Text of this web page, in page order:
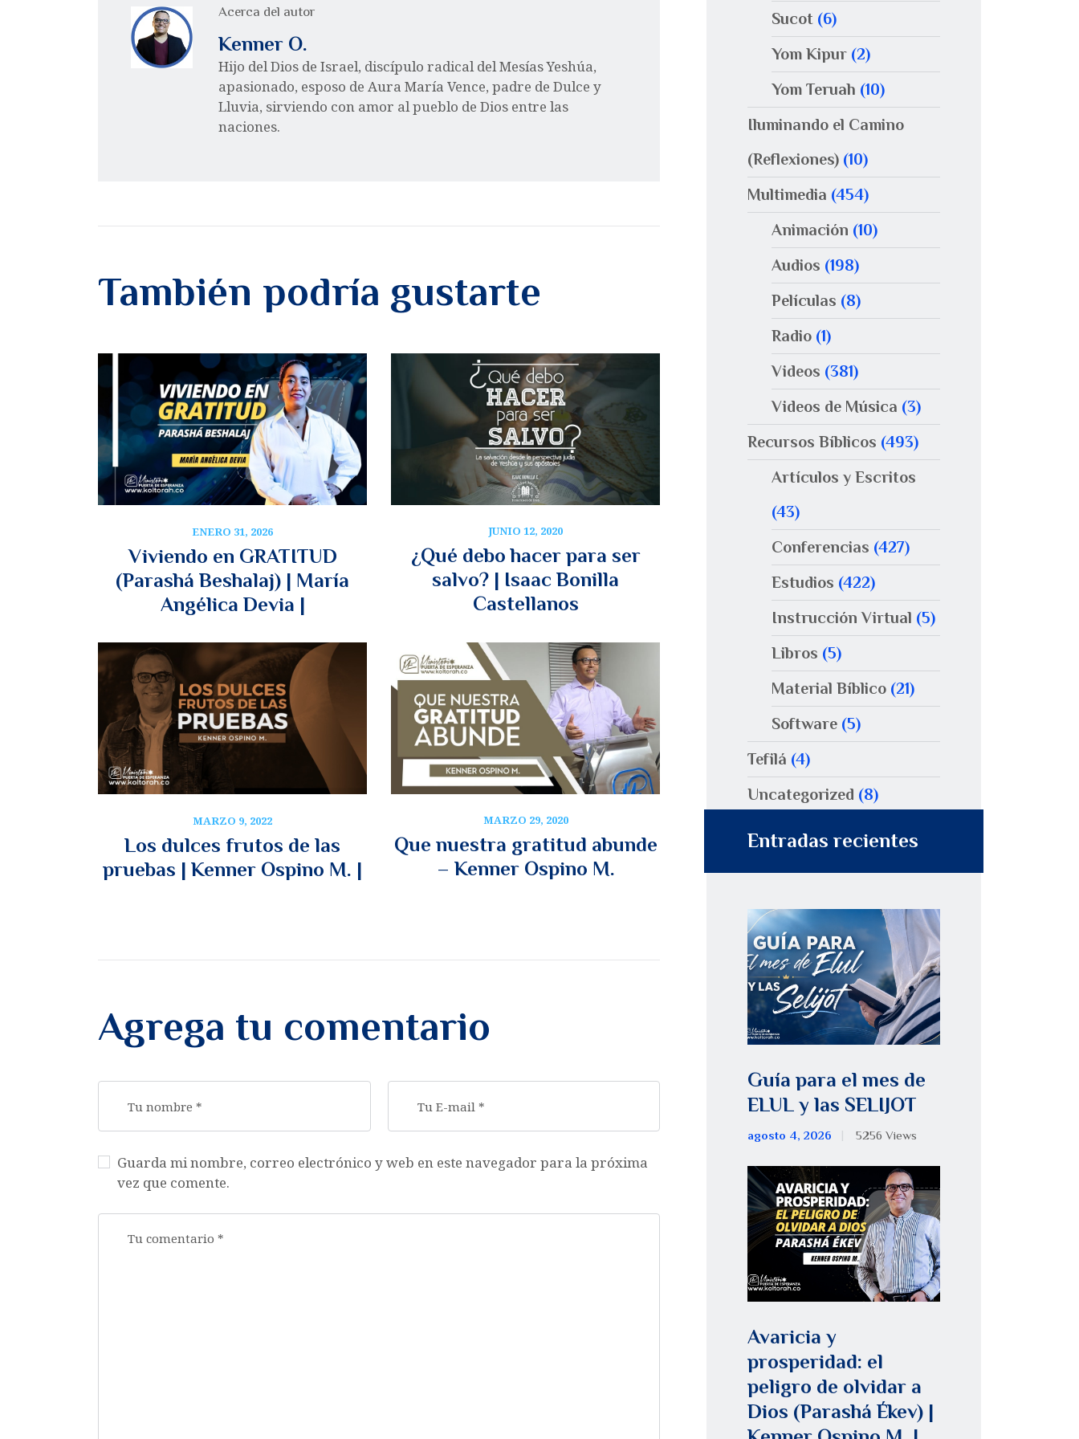
Acerca del autor
Kenner O.
Hijo del Dios de Israel, discípulo radical del Mesías Yeshúa,
apasionado, esposo de Aura María Vence, padre de Dulce y
Lluvia, sirviendo con amor al pueblo de Dios entre las
naciones.
También podría gustarte
ENERO 31, 2026
Viviendo en GRATITUD
(Parashá Beshalaj) | María
Angélica Devia |
JUNIO 12, 2020
¿Qué debo hacer para ser
salvo? | Isaac Bonilla
Castellanos
MARZO 9, 2022
Los dulces frutos de las
pruebas | Kenner Ospino M. |
MARZO 29, 2020
Que nuestra gratitud abunde
– Kenner Ospino M.
Agrega tu comentario
Guarda mi nombre, correo electrónico y web en este navegador para la próxima
vez que comente.
Sucot (6)
Yom Kipur (2)
Yom Teruah (10)
Iluminando el Camino
(Reflexiones) (10)
Multimedia (454)
Animación (10)
Audios (198)
Películas (8)
Radio (1)
Videos (381)
Videos de Música (3)
Recursos Bíblicos (493)
Artículos y Escritos
(43)
Conferencias (427)
Estudios (422)
Instrucción Virtual (5)
Libros (5)
Material Bíblico (21)
Software (5)
Tefilá (4)
Uncategorized (8)
Entradas recientes
Guía para el mes de
ELUL y las SELIJOT
agosto 4, 2026 5256 Views
Avaricia y
prosperidad: el
peligro de olvidar a
Dios (Parashá Ékev) |